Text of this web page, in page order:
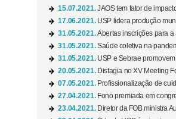
15.07.2021.JAOS tem fator de
17.06.2021. USP lidera produção
31.05.2021.Abertas inscrições para
31.05.2021.Saúde coletiva na
31.05.2021. USP e Sebrae
20.05.2021. Disfagia no XV Meeting
07.05.2021. Profissionalização de
27.04.2021. Fono premiada em
23.04.2021. Diretor da FOB ministra